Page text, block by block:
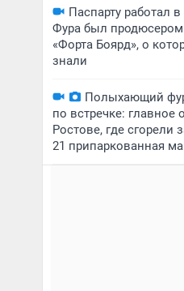
Паспарту работал
Фура был
«Форта Боярд», о
знали
Полыхающий
по встречке: главное
Ростове, где сгорели
21 припаркованная